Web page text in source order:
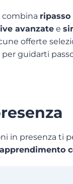
avanzate e
offerte
per guidarti
in presenza